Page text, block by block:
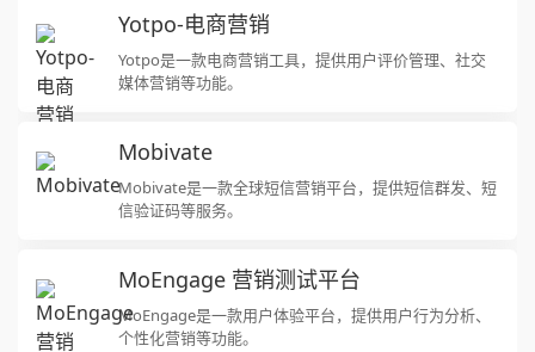
Yotpo-电商营销
Yotpo是一款电商营销工具，提供用户评价管理、社交
媒体营销等功能。
Mobivate
Mobivate是一款全球短信营销平台，提供短信群发、短
信验证码等服务。
MoEngage 营销测试平台
MoEngage是一款用户体验平台，提供用户行为分析、
个性化营销等功能。